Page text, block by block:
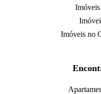
Imóveis no